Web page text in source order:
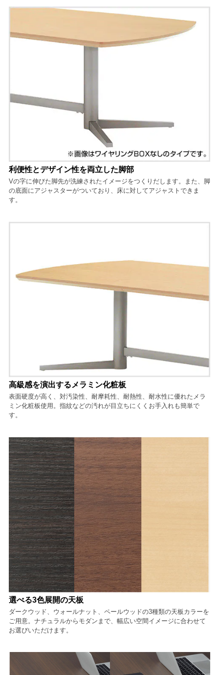
利便性とデザイン性を両立した脚部
Vの字に伸びた脚先が洗練されたイメージをつくりだします。また、脚
の底面にアジャスターがついており、床に対してアジャストできま
す。
高級感を演出するメラミン化粧板
表面硬度が高く、対汚染性、耐摩耗性、耐熱性、耐水性に優れたメラ
ミン化粧板使用。指紋などの汚れが目立ちにくくお手入れも簡単で
す。
選べる3色展開の天板
ダークウッド、ウォールナット、ペールウッドの3種類の天板カラーを
ご用意。ナチュラルからモダンまで、幅広い空間イメージに合わせて
お選びいただけます。